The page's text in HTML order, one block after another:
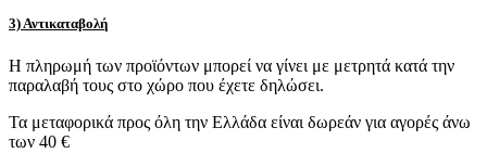
3) Αντικαταβολή
Η πληρωμή των προϊόντων μπορεί να γίνει με μετρητά κατά την
παραλαβή τους στο χώρο που έχετε δηλώσει.
Τα μεταφορικά προς όλη την Ελλάδα είναι δωρεάν για αγορές άνω
των 40 €